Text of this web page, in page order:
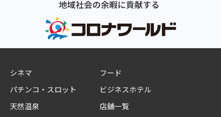
シネマ
パチンコ・スロット
天然温泉
フード
ビジネスホテル
店舗一覧